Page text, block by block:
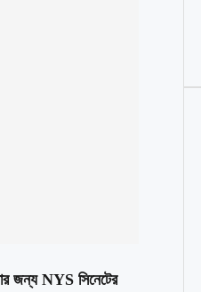
জন্য NYS সিনেটের